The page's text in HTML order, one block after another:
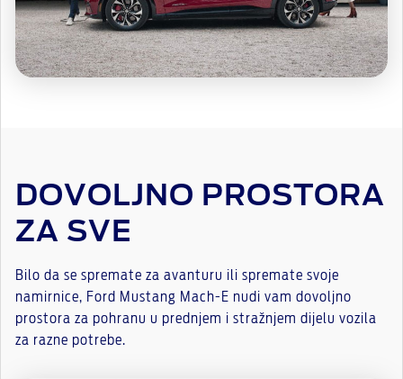
DOVOLJNO PROSTORA
ZA SVE
Bilo da se spremate za avanturu ili spremate svoje
namirnice, Ford Mustang Mach-E nudi vam dovoljno
prostora za pohranu u prednjem i stražnjem dijelu vozila
za razne potrebe.